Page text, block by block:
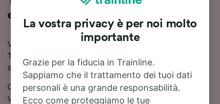
e durata
Vuoi viaggiare in treno da Susegana a Venezia? Con
Trainline puoi confrontare orari e prezzi e trovare la
soluzione più conveniente.
Quanto dura il viaggio in treno da Susegana a
Venezia? In media circa 55 minuti. 20 treni treni al
La vostra privacy è per noi molto
importante
Grazie per la fiducia in Trainline.
Sappiamo che il trattamento dei tuoi dati
personali è una grande responsabilità.
Ecco come proteggiamo le tue